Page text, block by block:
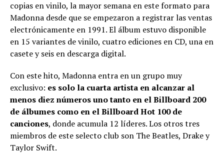
copias en vinilo, la mayor semana en este formato para
Madonna desde que se empezaron a registrar las ventas
electrónicamente en 1991. El álbum estuvo disponible
en 15 variantes de vinilo, cuatro ediciones en CD, una en
casete y seis en descarga digital.
Con este hito, Madonna entra en un grupo muy
exclusivo: es solo la cuarta artista en alcanzar al
menos diez números uno tanto en el Billboard 200
de álbumes como en el Billboard Hot 100 de
canciones, donde acumula 12 líderes. Los otros tres
miembros de este selecto club son The Beatles, Drake y
Taylor Swift.